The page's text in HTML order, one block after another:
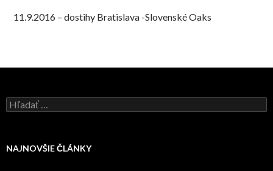
11.9.2016 – dostihy Bratislava -Slovenské Oaks
H
ľ
a
NAJNOVŠIE ČLÁNKY